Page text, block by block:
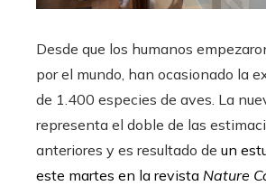
Desde que los humanos
por el mundo, han ocasionado la
de 1.400 especies de aves. La
representa el doble de las
anteriores y es resultado de un
este martes en la revista Nature